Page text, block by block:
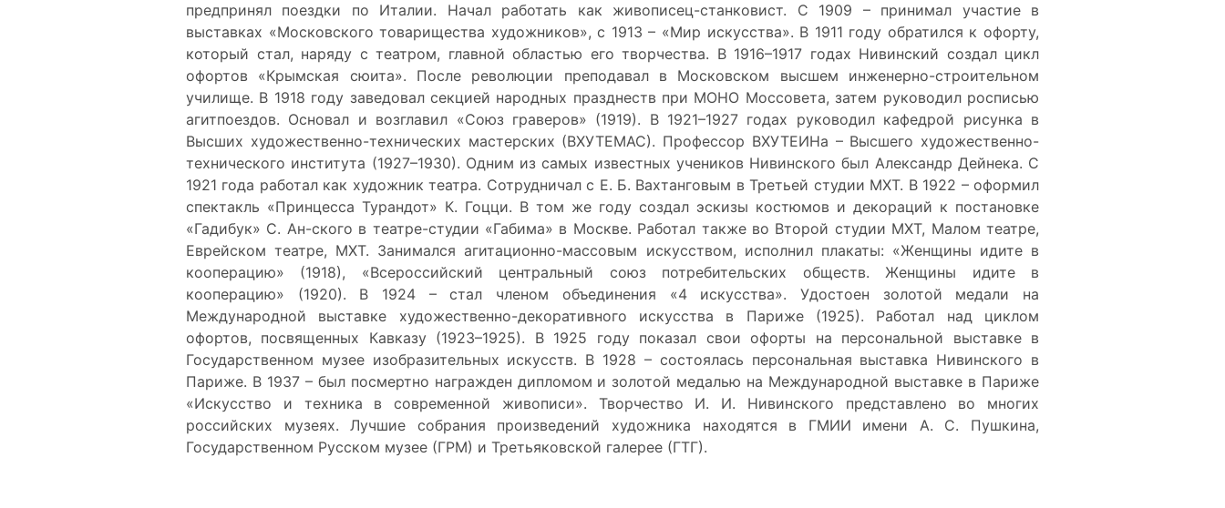
предпринял поездки по Италии. Начал работать как живописец-станковист. С 1909 – принимал участие в
выставках «Московского товарищества художников», с 1913 – «Мир искусства». В 1911 году обратился к офорту,
который стал, наряду с театром, главной областью его творчества. В 1916–1917 годах Нивинский создал цикл
офортов «Крымская сюита». После революции преподавал в Московском высшем инженерно-строительном
училище. В 1918 году заведовал секцией народных празднеств при МОНО Моссовета, затем руководил росписью
агитпоездов. Основал и возглавил «Союз граверов» (1919). В 1921–1927 годах руководил кафедрой рисунка в
Высших художественно-технических мастерских (ВХУТЕМАС). Профессор ВХУТЕИНа – Высшего художественно-
технического института (1927–1930). Одним из самых известных учеников Нивинского был Александр Дейнека. С
1921 года работал как художник театра. Сотрудничал с Е. Б. Вахтанговым в Третьей студии МХТ. В 1922 – оформил
спектакль «Принцесса Турандот» К. Гоцци. В том же году создал эскизы костюмов и декораций к постановке
«Гадибук» С. Ан-ского в театре-студии «Габима» в Москве. Работал также во Второй студии МХТ, Малом театре,
Еврейском театре, МХТ. Занимался агитационно-массовым искусством, исполнил плакаты: «Женщины идите в
кооперацию» (1918), «Всероссийский центральный союз потребительских обществ. Женщины идите в
кооперацию» (1920). В 1924 – стал членом объединения «4 искусства». Удостоен золотой медали на
Международной выставке художественно-декоративного искусства в Париже (1925). Работал над циклом
офортов, посвященных Кавказу (1923–1925). В 1925 году показал свои офорты на персональной выставке в
Государственном музее изобразительных искусств. В 1928 – состоялась персональная выставка Нивинского в
Париже. В 1937 – был посмертно награжден дипломом и золотой медалью на Международной выставке в Париже
«Искусство и техника в современной живописи». Творчество И. И. Нивинского представлено во многих
российских музеях. Лучшие собрания произведений художника находятся в ГМИИ имени А. С. Пушкина,
Государственном Русском музее (ГРМ) и Третьяковской галерее (ГТГ).